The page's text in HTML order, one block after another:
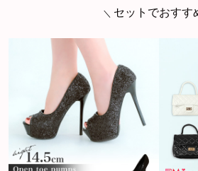
＼ セットでおすす